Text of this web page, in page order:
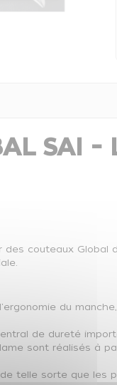
SAI
couteaux
du
de dureté
sont réalisés à
telle sorte que